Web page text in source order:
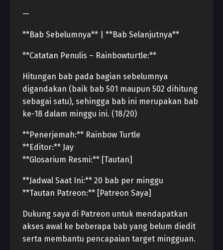
—
**Bab Sebelumnya** | **Bab Selanjutnya**
**Catatan Penulis – Rainbowturtle:**
Hitungan bab pada bagian sebelumnya
digandakan (baik bab 501 maupun 502 dihitung
sebagai satu), sehingga bab ini merupakan bab
ke-18 dalam minggu ini. (18/20)
**Penerjemah:** Rainbow Turtle
**Editor:** Jay
**Glosarium Resmi:** [Tautan]
**Jadwal Saat Ini:** 20 bab per minggu
**Tautan Patreon:** [Patreon Saya]
Dukung saya di Patreon untuk mendapatkan
akses awal ke beberapa bab yang belum diedit
serta membantu pencapaian target mingguan.